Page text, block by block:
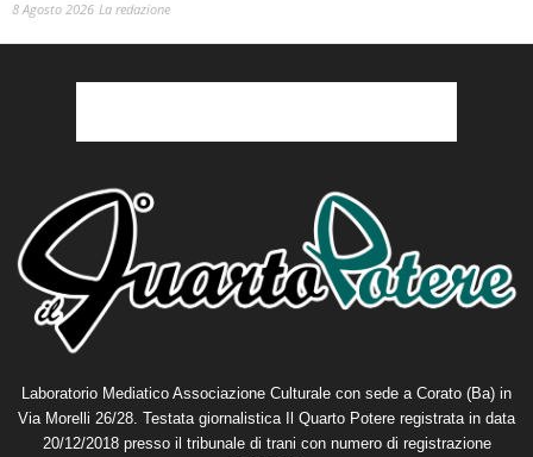
8 Agosto 2026 La redazione
Laboratorio Mediatico Associazione Culturale con sede a Corato (Ba) in
Via Morelli 26/28. Testata giornalistica Il Quarto Potere registrata in data
20/12/2018 presso il tribunale di trani con numero di registrazione